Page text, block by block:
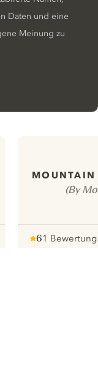
Daten und eine
Meinung zu
MOUNTAIN
(By
61 Bewertung